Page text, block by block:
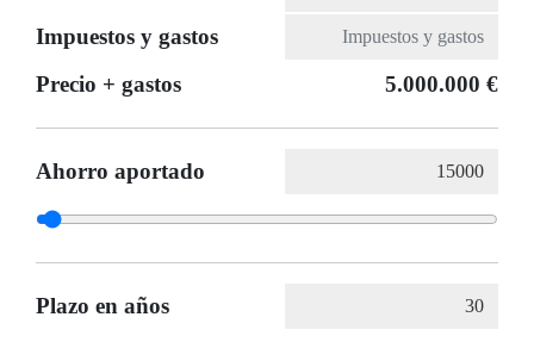
Impuestos y gastos
Precio + gastos
5.000.000 €
Ahorro aportado
Plazo en años